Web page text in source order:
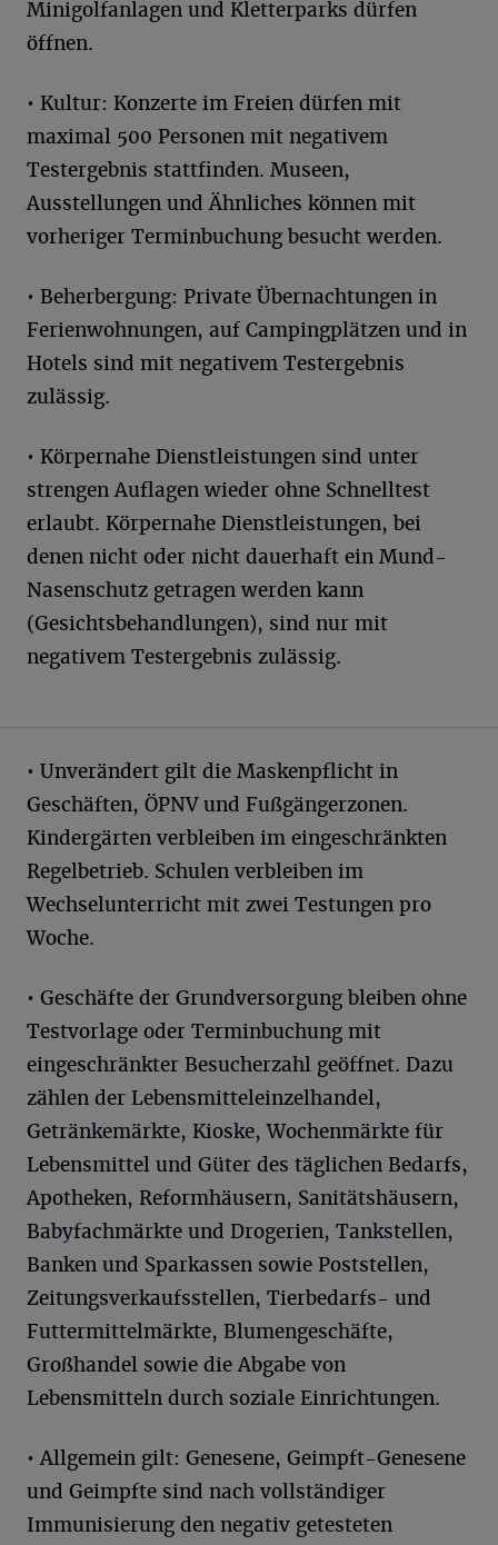
Minigolfanlagen und Kletterparks dürfen
öffnen.
• Kultur: Konzerte im Freien dürfen mit
maximal 500 Personen mit negativem
Testergebnis stattfinden. Museen,
Ausstellungen und Ähnliches können mit
vorheriger Terminbuchung besucht werden.
• Beherbergung: Private Übernachtungen in
Ferienwohnungen, auf Campingplätzen und in
Hotels sind mit negativem Testergebnis
zulässig.
• Körpernahe Dienstleistungen sind unter
strengen Auflagen wieder ohne Schnelltest
erlaubt. Körpernahe Dienstleistungen, bei
denen nicht oder nicht dauerhaft ein Mund-
Nasenschutz getragen werden kann
(Gesichtsbehandlungen), sind nur mit
negativem Testergebnis zulässig.
• Unverändert gilt die Maskenpflicht in
Geschäften, ÖPNV und Fußgängerzonen.
Kindergärten verbleiben im eingeschränkten
Regelbetrieb. Schulen verbleiben im
Wechselunterricht mit zwei Testungen pro
Woche.
• Geschäfte der Grundversorgung bleiben ohne
Testvorlage oder Terminbuchung mit
eingeschränkter Besucherzahl geöffnet. Dazu
zählen der Lebensmitteleinzelhandel,
Getränkemärkte, Kioske, Wochenmärkte für
Lebensmittel und Güter des täglichen Bedarfs,
Apotheken, Reformhäusern, Sanitätshäusern,
Babyfachmärkte und Drogerien, Tankstellen,
Banken und Sparkassen sowie Poststellen,
Zeitungsverkaufsstellen, Tierbedarfs- und
Futtermittelmärkte, Blumengeschäfte,
Großhandel sowie die Abgabe von
Lebensmitteln durch soziale Einrichtungen.
• Allgemein gilt: Genesene, Geimpft-Genesene
und Geimpfte sind nach vollständiger
Immunisierung den negativ getesteten